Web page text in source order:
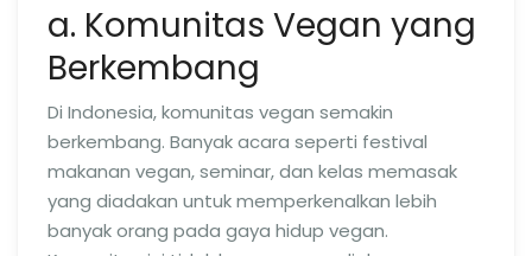
a. Komunitas Vegan yang
Berkembang
Di Indonesia, komunitas vegan semakin
berkembang. Banyak acara seperti festival
makanan vegan, seminar, dan kelas memasak
yang diadakan untuk memperkenalkan lebih
banyak orang pada gaya hidup vegan.